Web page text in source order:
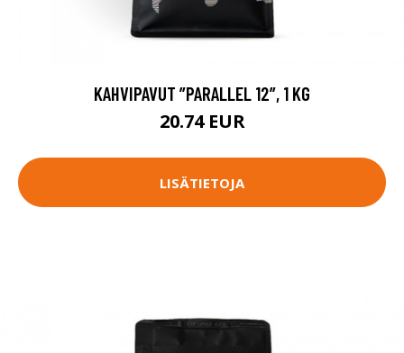
KAHVIPAVUT ”PARALLEL 12”, 1 KG
20.74 EUR
LISÄTIETOJA